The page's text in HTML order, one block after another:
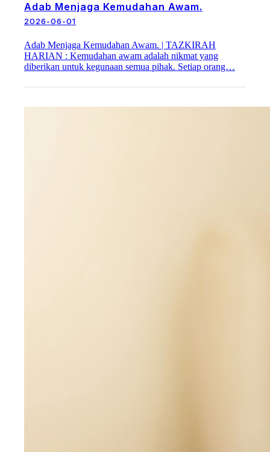
Adab Menjaga Kemudahan Awam.
2026-06-01
Adab Menjaga Kemudahan Awam. | TAZKIRAH
HARIAN : Kemudahan awam adalah nikmat yang
diberikan untuk kegunaan semua pihak. Setiap orang…